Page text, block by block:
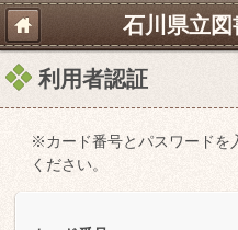
石川県立図
利用者認証
※カード番号とパスワードを
ください。